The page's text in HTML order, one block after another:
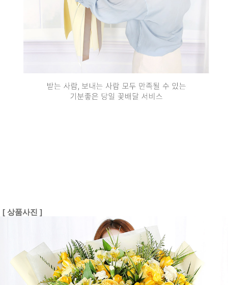
[ 상품사진 ]